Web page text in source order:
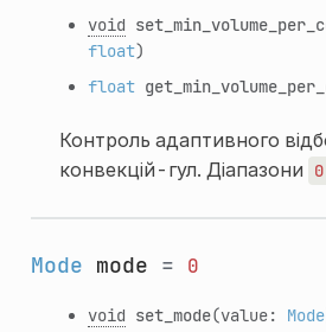
void
float)
float
Контроль адаптивного
конвекцій-гул. Діапазони
Mode mode = 0
void set_mode(value: Mode